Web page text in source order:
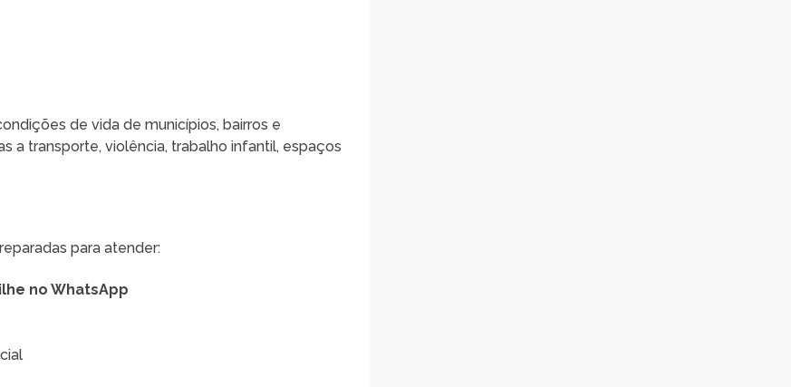
de vida de municípios, bairros e
a transporte, violência, trabalho infantil, espaços
para atender:
no WhatsApp